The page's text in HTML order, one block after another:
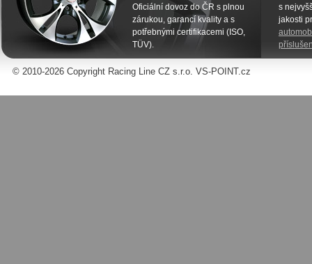
Oficiální dovoz do ČR s plnou
zárukou, garancí kvality a s
potřebnými certifikacemi (ISO,
TÜV).
s
jakosti
© 2010-2026 Copyright Racing Line CZ s.r.o. VS-POINT.cz